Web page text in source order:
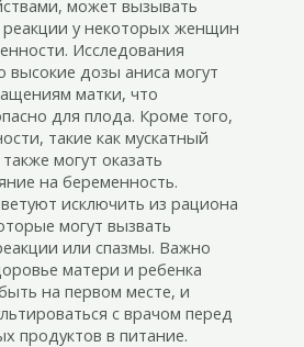
может вызывать
у некоторых женщин
Исследования
высокие дозы аниса могут
матки, что
для плода. Кроме того,
такие как мускатный
могут оказать
на беременность.
исключить из рациона
могут вызвать
или спазмы. Важно
матери и ребенка
на первом месте, и
с врачом перед
продуктов в питание.